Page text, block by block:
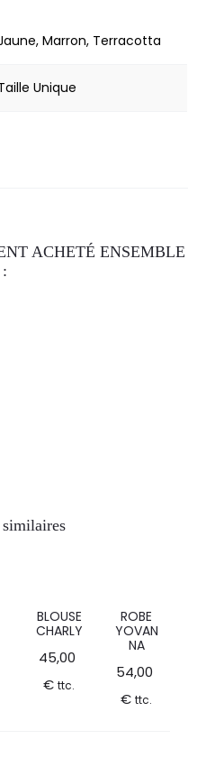
Marron, Terracotta
Unique
ACHETÉ ENSEMBLE
:
BLOUSE
CHARLY
45,00
€ ttc.
ROBE
YOVAN
NA
54,00
€ ttc.